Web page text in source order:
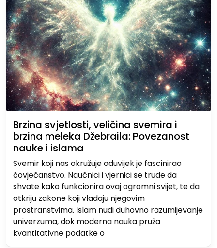
Brzina svjetlosti, veličina svemira i
brzina meleka Džebraila: Povezanost
nauke i islama
Svemir koji nas okružuje oduvijek je fascinirao
čovječanstvo. Naučnici i vjernici se trude da
shvate kako funkcionira ovaj ogromni svijet, te da
otkriju zakone koji vladaju njegovim
prostranstvima. Islam nudi duhovno razumijevanje
univerzuma, dok moderna nauka pruža
kvantitativne podatke o